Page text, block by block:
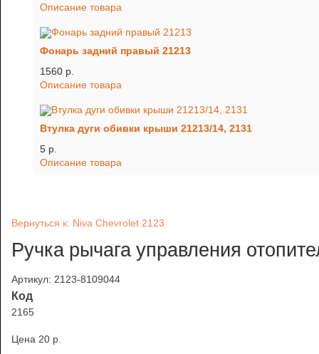
Описание товара
Фонарь задний правый 21213
1560 p.
Описание товара
Втулка дуги обивки крыши 21213/14, 2131
5 p.
Описание товара
Вернуться к: Niva Chevrolet 2123
Ручка рычага управления
Артикул: 2123-8109044
Код
2165
Цена 20 p.